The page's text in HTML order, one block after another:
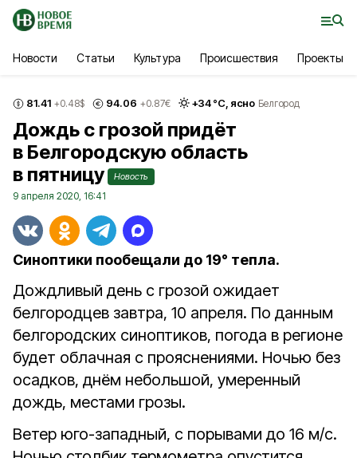
Новости Статьи Культура Происшествия Проекты
81.41 +0.48$ 94.06 +0.87€ +34°С, ясно Белгород
Дождь с грозой придёт
в Белгородскую область
в пятницу
Новость
9 апреля 2020, 16:41
Синоптики пообещали до 19° тепла.
Дождливый день с грозой ожидает
белгородцев завтра, 10 апреля. По данным
белгородских синоптиков, погода в регионе
будет облачная с прояснениями. Ночью без
осадков, днём небольшой, умеренный
дождь, местами грозы.
Ветер юго-западный, с порывами до 16 м/с.